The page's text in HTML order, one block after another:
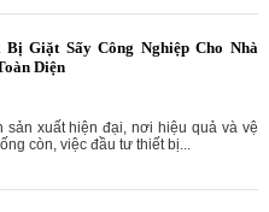
Giặt Sấy Công Nghiệp Cho Nhà
Diện
sản xuất hiện đại, nơi hiệu quả và vệ
còn, việc đầu tư thiết bị...